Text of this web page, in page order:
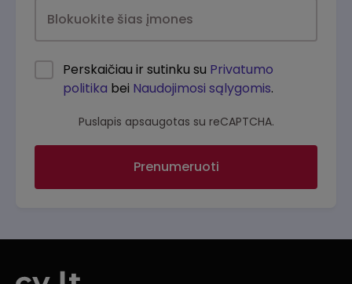
Perskaičiau ir sutinku su Privatumo
politika bei Naudojimosi sąlygomis.
Puslapis apsaugotas su reCAPTCHA.
Prenumeruoti